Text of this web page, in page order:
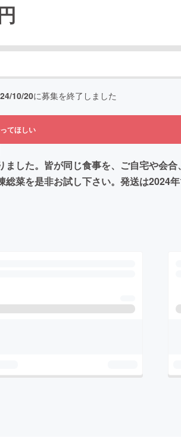
10/20に募集を終了しました
てほしい
した。皆が同じ食事を、ご自宅や会
菜を是非お試し下さい。発送は2024年